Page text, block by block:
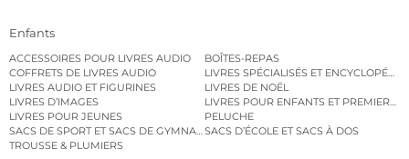
Enfants
ACCESSOIRES POUR LIVRES AUDIO
BOÎTES-REPAS
COFFRETS DE LIVRES AUDIO
LIVRES SPÉCIALISÉS ET
LIVRES AUDIO ET FIGURINES
LIVRES DE NOËL
LIVRES D’IMAGES
LIVRES POUR ENFANTS ET PREMIERS
LIVRES POUR JEUNES
PELUCHE
SACS DE SPORT ET SACS DE GYMNASTIQUESACS D’ÉCOLE ET SACS À DOS
TROUSSE & PLUMIERS